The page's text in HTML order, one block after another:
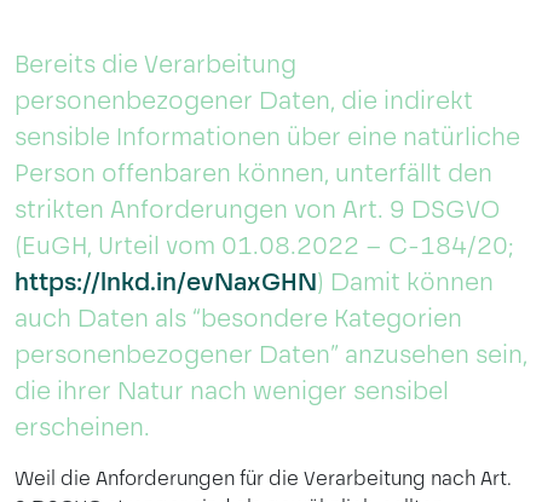
Bereits die Verarbeitung
personenbezogener Daten, die indirekt
sensible Informationen über eine natürliche
Person offenbaren können, unterfällt den
strikten Anforderungen von Art. 9 DSGVO
(EuGH, Urteil vom 01.08.2022 – C-184/20;
https://lnkd.in/evNaxGHN) Damit können
auch Daten als “besondere Kategorien
personenbezogener Daten” anzusehen sein,
die ihrer Natur nach weniger sensibel
erscheinen.
Weil die Anforderungen für die Verarbeitung nach Art.